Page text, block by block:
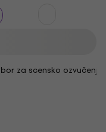
za scensko ozvučenje